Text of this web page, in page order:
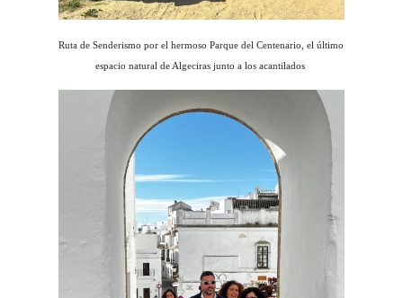
Ruta de Senderismo por el hermoso Parque del Centenario, el último
espacio natural de Algeciras junto a los acantilados